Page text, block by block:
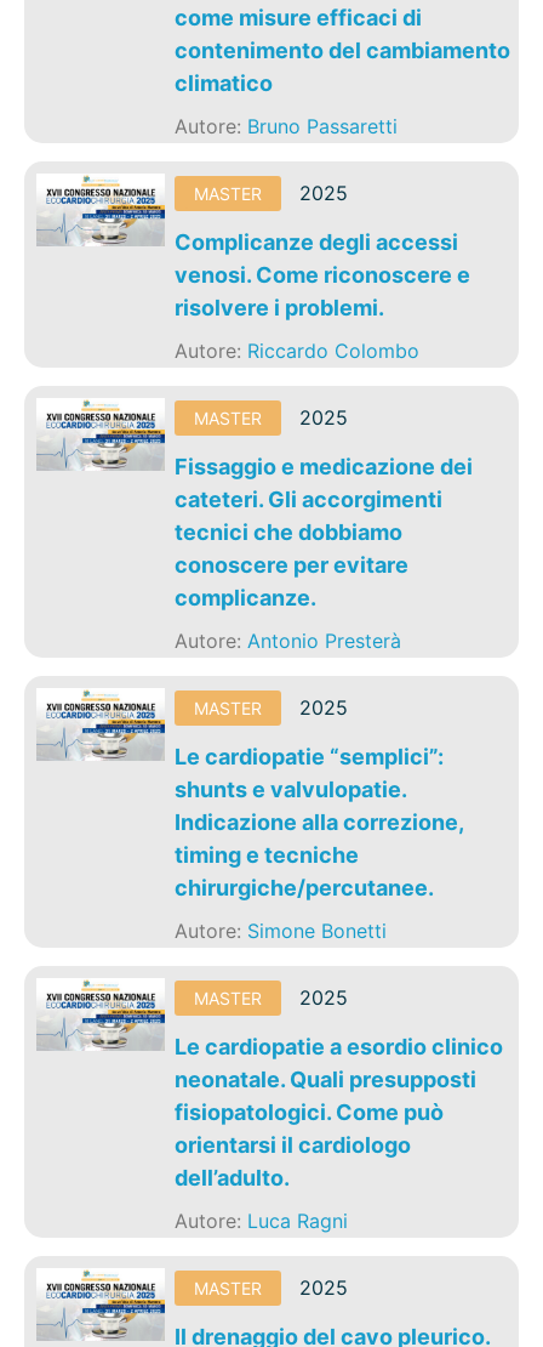
come misure efficaci di
contenimento del cambiamento
climatico
Autore: Bruno Passaretti
MASTER 2025
Complicanze degli accessi
venosi. Come riconoscere e
risolvere i problemi.
Autore: Riccardo Colombo
MASTER 2025
Fissaggio e medicazione dei
cateteri. Gli accorgimenti
tecnici che dobbiamo
conoscere per evitare
complicanze.
Autore:Antonio Presterà
MASTER 2025
Le cardiopatie “semplici”:
shunts e valvulopatie.
Indicazione alla correzione,
timing e tecniche
chirurgiche/percutanee.
Autore: Simone Bonetti
MASTER 2025
Le cardiopatie a esordio clinico
neonatale. Quali presupposti
fisiopatologici. Come può
orientarsi il cardiologo
dell’adulto.
Autore: Luca Ragni
MASTER 2025
Il drenaggio del cavo pleurico.